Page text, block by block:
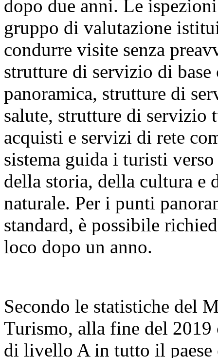
dopo due anni. Le
gruppo di valutazione
condurre visite senza
strutture di servizio di
panoramica, strutture di
salute, strutture di servizio
acquisti e servizi di rete
sistema guida i turisti
della storia, della cultura e
naturale. Per i punti
standard, è possibile
loco dopo un anno.
Secondo le statistiche del
Turismo, alla fine del
di livello A in tutto il